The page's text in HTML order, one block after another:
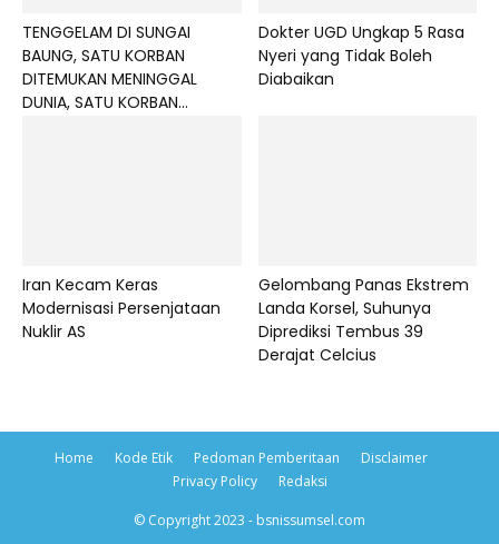
TENGGELAM DI SUNGAI
BAUNG, SATU KORBAN
DITEMUKAN MENINGGAL
DUNIA, SATU KORBAN...
Dokter UGD Ungkap 5 Rasa
Nyeri yang Tidak Boleh
Diabaikan
Iran Kecam Keras
Modernisasi Persenjataan
Nuklir AS
Gelombang Panas Ekstrem
Landa Korsel, Suhunya
Diprediksi Tembus 39
Derajat Celcius
Home Kode Etik Pedoman Pemberitaan
Disclaimer
Privacy Policy
Redaksi
© Copyright 2023 - bsnissumsel.com